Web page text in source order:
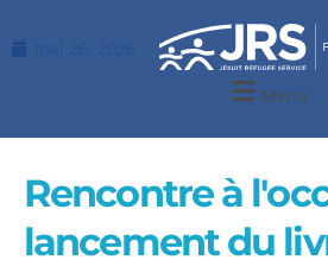
Menu
Rencontre à
lancement du